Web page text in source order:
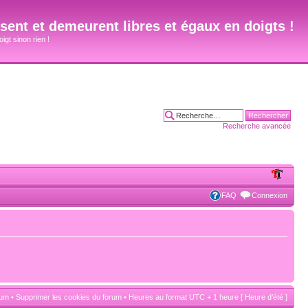
et demeurent libres et égaux en doigts !
sinon rien !
Recherche avancée
FAQ Connexion
• Supprimer les cookies du forum • Heures au format UTC + 1 heure [ Heure d’été ]